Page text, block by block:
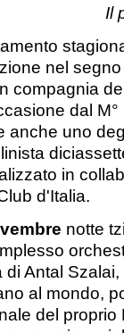
Il
nel
compagnia
dal
anche uno
in
d'Italia.
notte
Antal
al mondo,
del